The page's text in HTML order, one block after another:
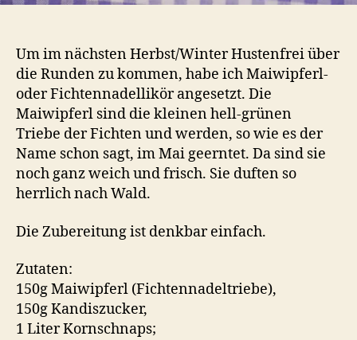
Um im nächsten Herbst/Winter Hustenfrei über
die Runden zu kommen, habe ich Maiwipferl-
oder Fichtennadellikör angesetzt. Die
Maiwipferl sind die kleinen hell-grünen
Triebe der Fichten und werden, so wie es der
Name schon sagt, im Mai geerntet. Da sind sie
noch ganz weich und frisch. Sie duften so
herrlich nach Wald.
Die Zubereitung ist denkbar einfach.
Zutaten:
150g Maiwipferl (Fichtennadeltriebe),
150g Kandiszucker,
1 Liter Kornschnaps;